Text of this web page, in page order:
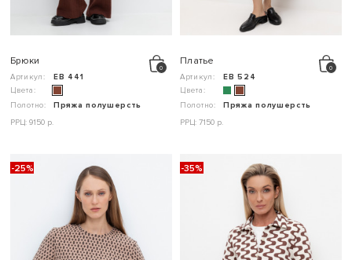
Брюки
Артикул:
ЕВ 441
Цвета:
Полотно:
Пряжа полушерсть
РРЦ: 9150 р.
Платье
Артикул:
ЕВ 524
Цвета:
Полотно:
Пряжа полушерсть
РРЦ: 7150 р.
-25% -35%